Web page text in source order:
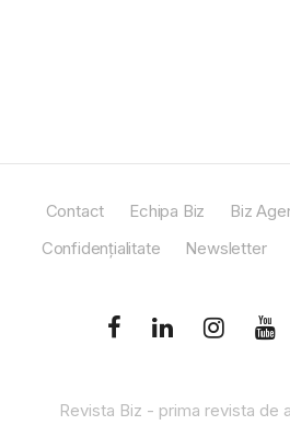
Contact Echipa Biz Biz
Confidențialitate
Newsletter
Revista Biz - prima revista de